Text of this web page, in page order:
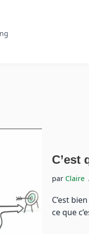
C’est
par Claire
C’est
ce que